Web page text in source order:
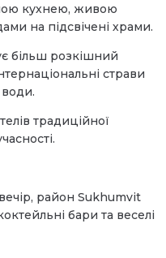
кухнею, живою
на підсвічені храми.
більш розкішний
страви
води.
традиційної
район Sukhumvit
бари та веселі